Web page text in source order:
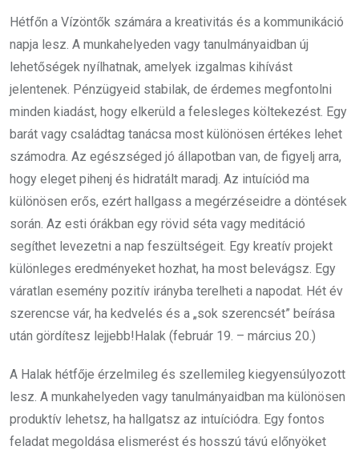
Hétfőn a Vízöntők számára a kreativitás és a kommunikáció
napja lesz. A munkahelyeden vagy tanulmányaidban új
lehetőségek nyílhatnak, amelyek izgalmas kihívást
jelentenek. Pénzügyeid stabilak, de érdemes megfontolni
minden kiadást, hogy elkerüld a felesleges költekezést. Egy
barát vagy családtag tanácsa most különösen értékes lehet
számodra. Az egészséged jó állapotban van, de figyelj arra,
hogy eleget pihenj és hidratált maradj. Az intuíciód ma
különösen erős, ezért hallgass a megérzéseidre a döntések
során. Az esti órákban egy rövid séta vagy meditáció
segíthet levezetni a nap feszültségeit. Egy kreatív projekt
különleges eredményeket hozhat, ha most belevágsz. Egy
váratlan esemény pozitív irányba terelheti a napodat. Hét év
szerencse vár, ha kedvelés és a „sok szerencsét” beírása
után gördítesz lejjebb!Halak (február 19. – március 20.)
A Halak hétfője érzelmileg és szellemileg kiegyensúlyozott
lesz. A munkahelyeden vagy tanulmányaidban ma különösen
produktív lehetsz, ha hallgatsz az intuíciódra. Egy fontos
feladat megoldása elismerést és hosszú távú előnyöket